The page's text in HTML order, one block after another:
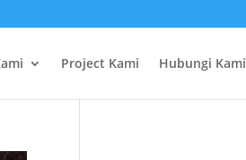
Project Kami Hubungi Kami